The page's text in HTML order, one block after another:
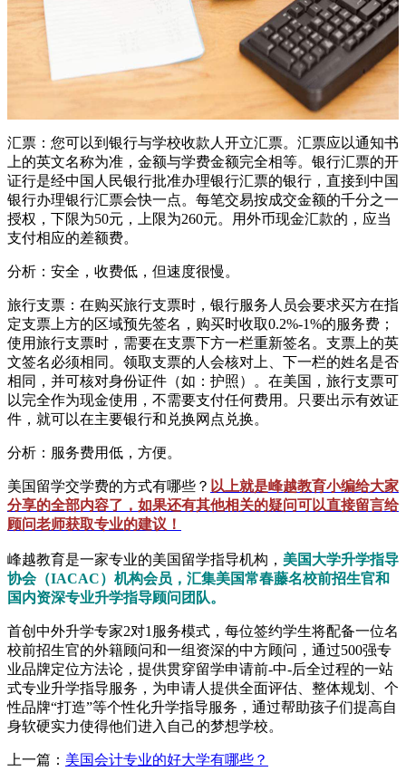
汇票：您可以到银行与学校收款人开立汇票。汇票应以通知书
上的英文名称为准，金额与学费金额完全相等。银行汇票的开
证行是经中国人民银行批准办理银行汇票的银行，直接到中国
银行办理银行汇票会快一点。每笔交易按成交金额的千分之一
授权，下限为50元，上限为260元。用外币现金汇款的，应当
支付相应的差额费。
分析：安全，收费低，但速度很慢。
旅行支票：在购买旅行支票时，银行服务人员会要求买方在指
定支票上方的区域预先签名，购买时收取0.2%-1%的服务费；
使用旅行支票时，需要在支票下方一栏重新签名。支票上的英
文签名必须相同。领取支票的人会核对上、下一栏的姓名是否
相同，并可核对身份证件（如：护照）。在美国，旅行支票可
以完全作为现金使用，不需要支付任何费用。只要出示有效证
件，就可以在主要银行和兑换网点兑换。
分析：服务费用低，方便。
美国留学交学费的方式有哪些？ 以上就是峰越教育小编给大家
分享的全部内容了，如果还有其他相关的疑问可以直接留言给
顾问老师获取专业的建议！
峰越教育是一家专业的美国留学指导机构， 美国大学升学指导
协会（IACAC）机构会员，汇集美国常春藤名校前招生官和
国内资深专业升学指导顾问团队。
首创中外升学专家2对1服务模式，每位签约学生将配备一位名
校前招生官的外籍顾问和一组资深的中方顾问，通过500强专
业品牌定位方法论，提供贯穿留学申请前-中-后全过程的一站
式专业升学指导服务，为申请人提供全面评估、整体规划、个
性品牌“打造”等个性化升学指导服务，通过帮助孩子们提高自
身软硬实力使得他们进入自己的梦想学校。
上一篇： 美国会计专业的好大学有哪些？